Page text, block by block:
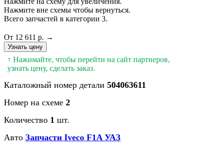
Нажмите вне схемы чтобы вернуться.
Всего запчастей в категории 3.
От 12 611 р. →
Узнать цену
↑ Нажимайте, чтобы перейти на сайт партнеров,
узнать цену, сделать заказ.
Каталожный номер детали 504063611
Номер на схеме 2
Количество 1 шт.
Авто Запчасти Iveco F1A УАЗ